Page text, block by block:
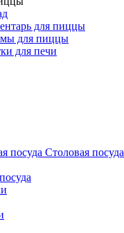
для пиццы
для пиццы
для печи
Столовая посуда